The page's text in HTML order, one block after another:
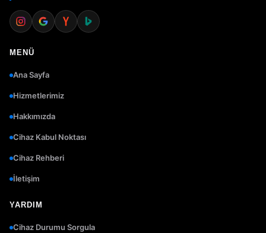
MENÜ
Ana Sayfa
Hizmetlerimiz
Hakkımızda
Cihaz Kabul Noktası
Cihaz Rehberi
İletişim
YARDIM
Cihaz Durumu Sorgula